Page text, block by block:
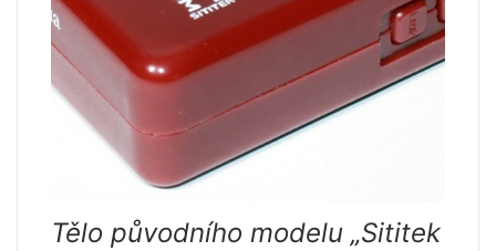
Tělo původního modelu „Sititek